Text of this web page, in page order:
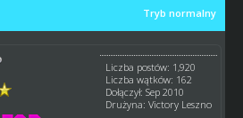
Tryb normalny
Liczba postów: 1,920
Liczba wątków: 162
Dołączył: Sep 2010
Drużyna: Victory Leszno